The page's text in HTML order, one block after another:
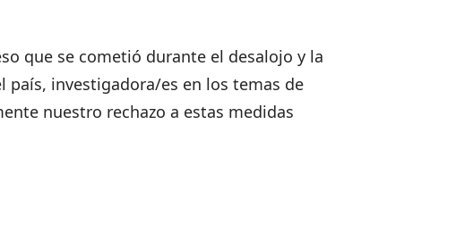
que se cometió durante el desalojo y la
investigadora/es en los temas de
nuestro rechazo a estas medidas